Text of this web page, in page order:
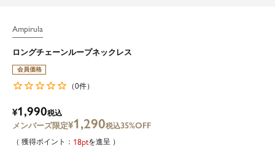
Ampirula
ロングチェーンループネックレス
会員価格
（0件）
¥1,990税込
¥1,290税込35%OFF
18 を進呈